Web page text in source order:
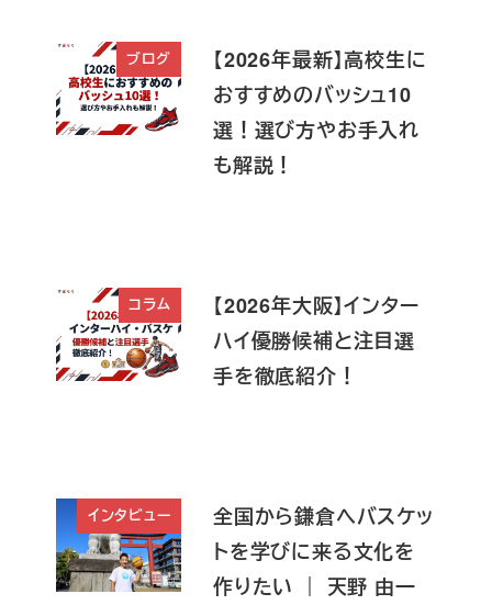
ブログ
【2026年最新】高校生に
おすすめのバッシュ10
選！選び方やお手入れ
も解説！
コラム
【2026年大阪】インター
ハイ優勝候補と注目選
手を徹底紹介！
インタビュー
全国から鎌倉へバスケッ
トを学びに来る文化を
作りたい ｜ 天野 由一